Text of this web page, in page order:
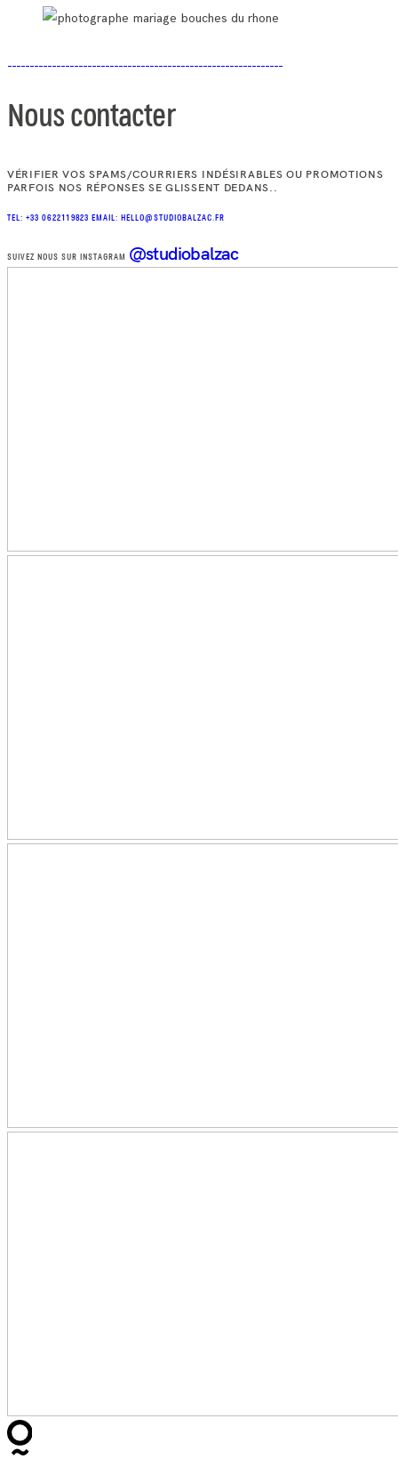
Nous contacter
VÉRIFIER VOS SPAMS/COURRIERS INDÉSIRABLES OU PROMOTIONS
PARFOIS NOS RÉPONSES SE GLISSENT DEDANS..
TEL: +33 0622119823 EMAIL: HELLO@STUDIOBALZAC.FR
SUIVEZ NOUS SUR INSTAGRAM @studiobalzac